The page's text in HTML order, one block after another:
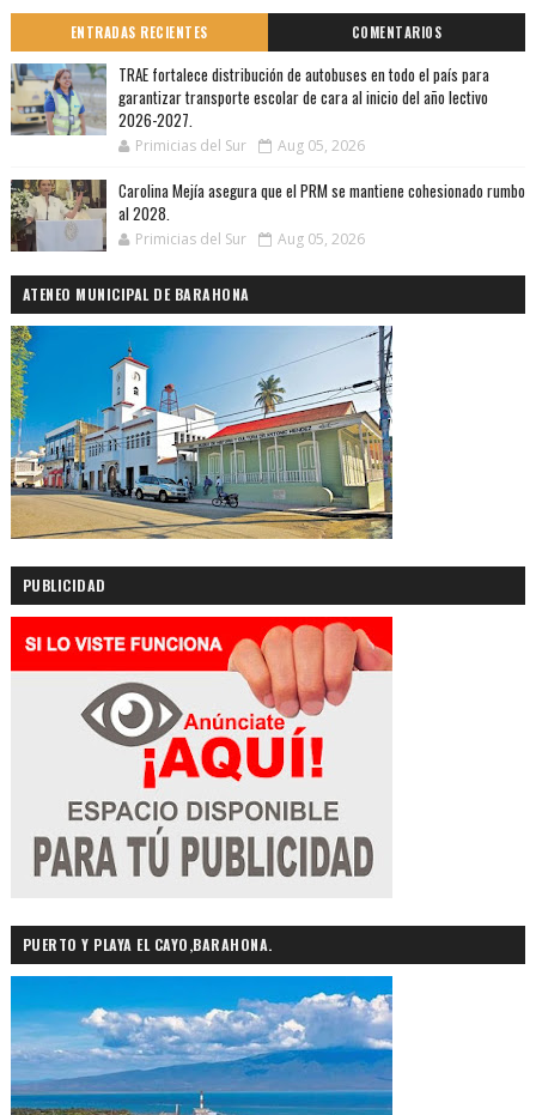
ENTRADAS RECIENTES COMENTARIOS
TRAE fortalece distribución de autobuses en todo el país para
garantizar transporte escolar de cara al inicio del año lectivo
2026-2027.
Primicias del Sur Aug 05, 2026
Carolina Mejía asegura que el PRM se mantiene cohesionado rumbo
al 2028.
Primicias del Sur Aug 05, 2026
ATENEO MUNICIPAL DE BARAHONA
PUBLICIDAD
PUERTO Y PLAYA EL CAYO,BARAHONA.